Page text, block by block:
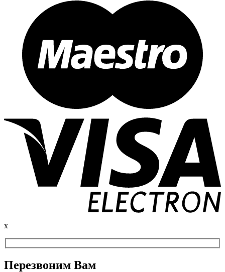
x
Перезвоним Вам